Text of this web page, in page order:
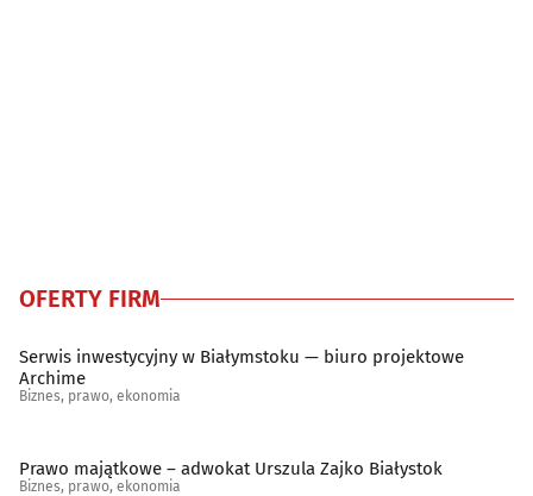
OFERTY FIRM
Serwis inwestycyjny w Białymstoku — biuro projektowe
Archime
Biznes, prawo, ekonomia
Prawo majątkowe – adwokat Urszula Zajko Białystok
Biznes, prawo, ekonomia